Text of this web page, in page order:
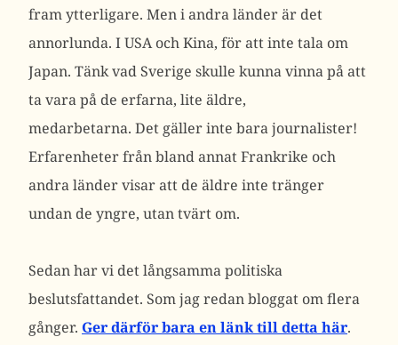
fram ytterligare. Men i andra länder är det
annorlunda. I USA och Kina, för att inte tala om
Japan. Tänk vad Sverige skulle kunna vinna på att
ta vara på de erfarna, lite äldre,
medarbetarna. Det gäller inte bara journalister!
Erfarenheter från bland annat Frankrike och
andra länder visar att de äldre inte tränger
undan de yngre, utan tvärt om.
Sedan har vi det långsamma politiska
beslutsfattandet. Som jag redan bloggat om flera
gånger. Ger därför bara en länk till detta här.